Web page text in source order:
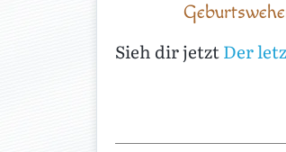
Sieh dir jetztDer